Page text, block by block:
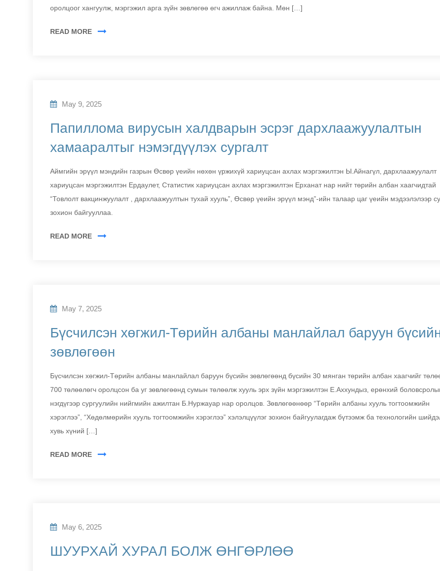
оролцоог хангуулж, мэргэжил арга зүйн зөвлөгөө өгч ажиллаж байна. Мөн […]
READ MORE
May 9, 2025
Папиллома вирусын халдварын эсрэг дархлаажуулалтын
хамааралтыг нэмэгдүүлэх сургалт
Аймгийн эрүүл мэндийн газрын Өсвөр үеийн нөхөн үржихүй хариуцсан ахлах мэргэжилтэн Ы.Айнагүл, дархлаажуулалт
хариуцсан мэргэжилтэн Ердаулет, Статистик хариуцсан ахлах мэргэжилтэн Ерханат нар нийт төрийн албан хаагчидтай
“Товлолт вакцинжуулалт , дархлаажуултын тухай хууль”, Өсвөр үеийн эрүүл мэнд”-ийн талаар цаг үеийн мэдээлэлээр
зохион байгууллаа.
READ MORE
May 7, 2025
Бүсчилсэн хөгжил-Төрийн албаны манлайлал баруун
зөвлөгөөн
Бүсчилсэн хөгжил-Төрийн албаны манлайлал баруун бүсийн зөвлөгөөнд бүсийн 30 мянган төрийн албан хаагчийг
700 төлөөлөгч оролцсон ба уг зөвлөгөөнд сумын төлөөлж хууль эрх зүйн мэргэжилтэн Е.Аххундыз, ерөнхий
нэгдүгээр сургуулийн нийгмийн ажилтан Б.Нуржауар нар оролцов. Зөвлөгөөнөөр “Төрийн албаны хууль тогтоомжийн
хэрэглээ”, “Хөдөлмөрийн хууль тогтоомжийн хэрэглээ” хэлэлцүүлэг зохион байгуулагдаж бүтээмж ба технологийн
хувь хүний […]
READ MORE
May 6, 2025
ШУУРХАЙ ХУРАЛ БОЛЖ ӨНГӨРЛӨӨ